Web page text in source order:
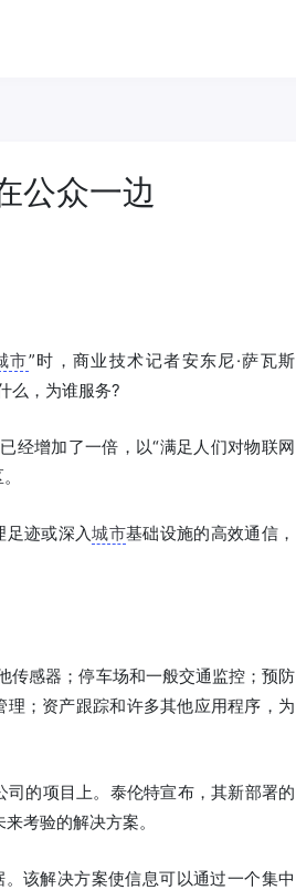
公众一边
市”时，商业技术记者安东尼·萨瓦斯
么，为谁服务?
经增加了一倍，以“满足人们对物联网
足迹或深入城市基础设施的高效通信，
传感器；停车场和一般交通监控；预防
；资产跟踪和许多其他应用程序，为
的项目上。泰伦特宣布，其新部署的
考验的解决方案。
该解决方案使信息可以通过一个集中